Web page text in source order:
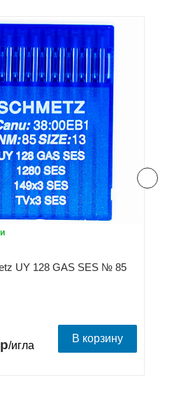
UY 128 GAS SES № 85
/игла
В корзину